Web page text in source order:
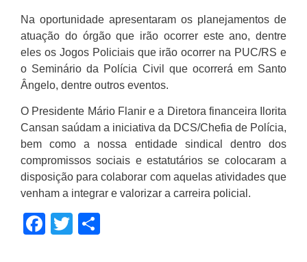
Na oportunidade apresentaram os planejamentos de
atuação do órgão que irão ocorrer este ano, dentre
eles os Jogos Policiais que irão ocorrer na PUC/RS e
o Seminário da Polícia Civil que ocorrerá em Santo
Ângelo, dentre outros eventos.
O Presidente Mário Flanir e a Diretora financeira Ilorita
Cansan saúdam a iniciativa da DCS/Chefia de Polícia,
bem como a nossa entidade sindical dentro dos
compromissos sociais e estatutários se colocaram a
disposição para colaborar com aquelas atividades que
venham a integrar e valorizar a carreira policial.
Facebook
Twitter